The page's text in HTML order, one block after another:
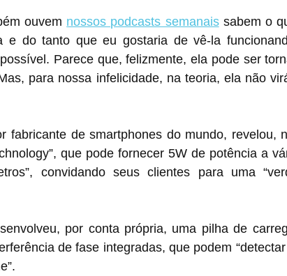
ouvem nossos podcasts semanais sabem o
e do tanto que eu gostaria de vê-la
Parece que, felizmente, ela pode ser
para nossa infelicidade, na teoria, ela não
fabricante de smartphones do mundo, revelou,
que pode fornecer 5W de potência a
convidando seus clientes para uma
por conta própria, uma pilha de
de fase integradas, que podem